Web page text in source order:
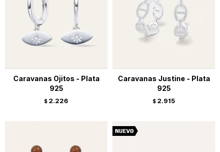
Caravanas Ojitos - Plata
925
$ 2.226
Caravanas Justine - Plata
925
$ 2.915